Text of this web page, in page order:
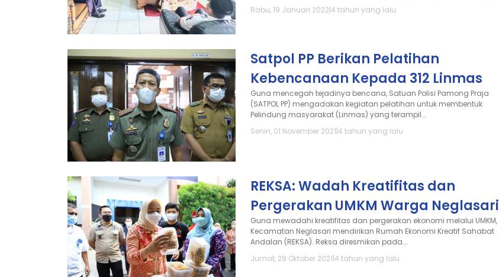
Rabu, 19 Januari 2022|4 tahun yang lalu
Satpol PP Berikan Pelatihan
Kebencanaan Kepada 312 Linmas
Guna mencegah tejadinya bencana, Satuan Polisi Pamong Praja
(SATPOL PP) mengadakan kegiatan pelatihan untuk membentuk
Pelindung masyarakat (Linmas) yang terampil...
Senin, 01 November 2021|4 tahun yang lalu
REKSA: Wadah Kreatifitas dan
Pergerakan UMKM Warga Neglasari
Guna mewadahi kreatifitas dan pergerakan ekonomi melalui UMKM,
Kecamatan Neglasari mendirikan Rumah Ekonomi Kreatif Sahabat
Andalan (REKSA). Reksa diresmikan pada...
Jumat, 29 Oktober 2021|4 tahun yang lalu